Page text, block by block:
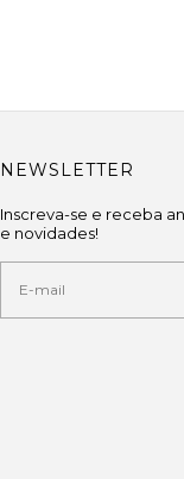
NEWSLETTER
Inscreva-se e receba
e novidades!